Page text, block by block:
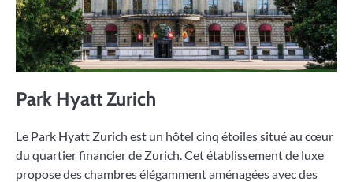
Park Hyatt Zurich
Le Park Hyatt Zurich est un hôtel cinq étoiles situé au cœur
du quartier financier de Zurich. Cet établissement de luxe
propose des chambres élégamment aménagées avec des